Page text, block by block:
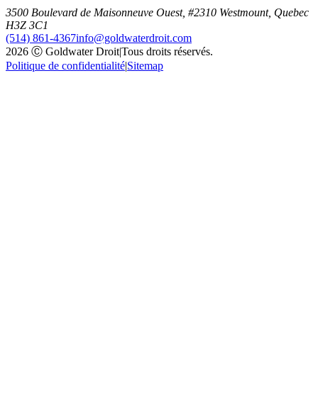
3500 Boulevard de Maisonneuve Ouest, #2310 Westmount, Quebec
H3Z 3C1
(514) 861-4367info@goldwaterdroit.com
2026 Ⓒ Goldwater Droit|Tous droits réservés.
Politique de confidentialité|Sitemap